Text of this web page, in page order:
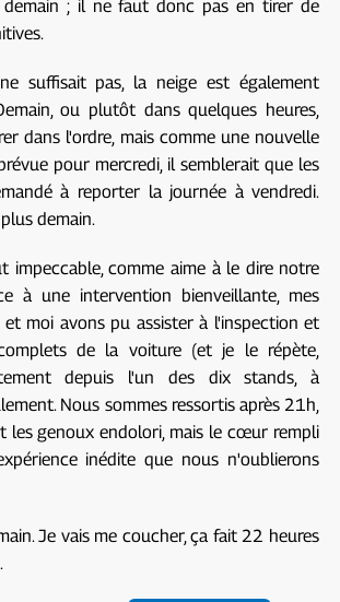
; il ne faut donc pas en tirer de
suffisait pas, la neige est également
ou plutôt dans quelques heures,
dans l'ordre, mais comme une nouvelle
pour mercredi, il semblerait que les
à reporter la journée à vendredi.
demain.
impeccable, comme aime à le dire notre
à une intervention bienveillante, mes
moi avons pu assister à l'inspection et
de la voiture (et je le répète,
depuis l'un des dix stands, à
Nous sommes ressortis après 21h,
les genoux endolori, mais le cœur rempli
inédite que nous n'oublierons
Je vais me coucher, ça fait 22 heures